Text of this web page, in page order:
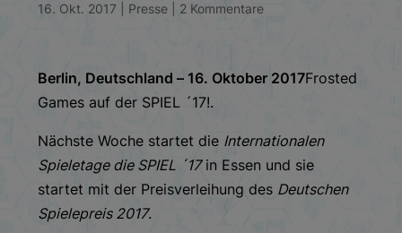
16. Okt. 2017 Presse 2 Kommentare
Berlin, Deutschland – 16. Oktober 2017Frosted
Games auf der SPIEL ´17!.
Nächste Woche startet die Internationalen
Spieletage die SPIEL ´17in Essen und sie
startet mit der Preisverleihung des Deutschen
Spielepreis 2017.